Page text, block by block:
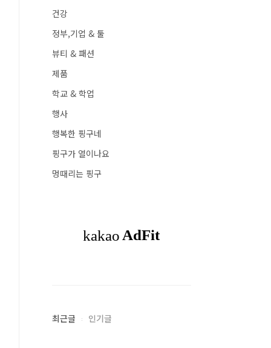
건강
정부,기업 & 툴
뷰티 & 패션
제품
학교 & 학업
행사
행복한 핑구네
핑구가 열이나요
멍때리는 핑구
최근글 인기글